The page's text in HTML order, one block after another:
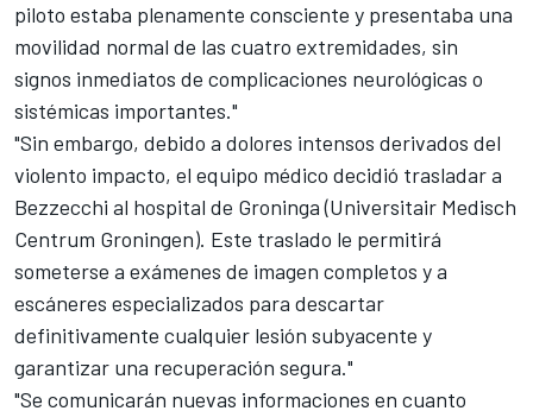
piloto estaba plenamente consciente y presentaba una
movilidad normal de las cuatro extremidades, sin
signos inmediatos de complicaciones neurológicas o
sistémicas importantes."
"Sin embargo, debido a dolores intensos derivados del
violento impacto, el equipo médico decidió trasladar a
Bezzecchi al hospital de Groninga (Universitair Medisch
Centrum Groningen). Este traslado le permitirá
someterse a exámenes de imagen completos y a
escáneres especializados para descartar
definitivamente cualquier lesión subyacente y
garantizar una recuperación segura."
"Se comunicarán nuevas informaciones en cuanto